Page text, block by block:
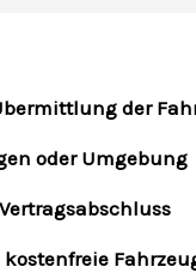
der
oder Umgebung